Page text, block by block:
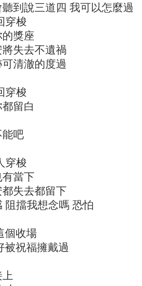
到說三道四 我可以怎麼過
穿梭
獎座
失去不遺禍
清澈的度過
穿梭
留白
吧
穿梭
當下
失去都留下
阻擋我想念嗎 恐怕
個收場
祝福擁戴過